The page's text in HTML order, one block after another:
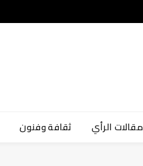
مقالات الرأي ثقافة وفنون